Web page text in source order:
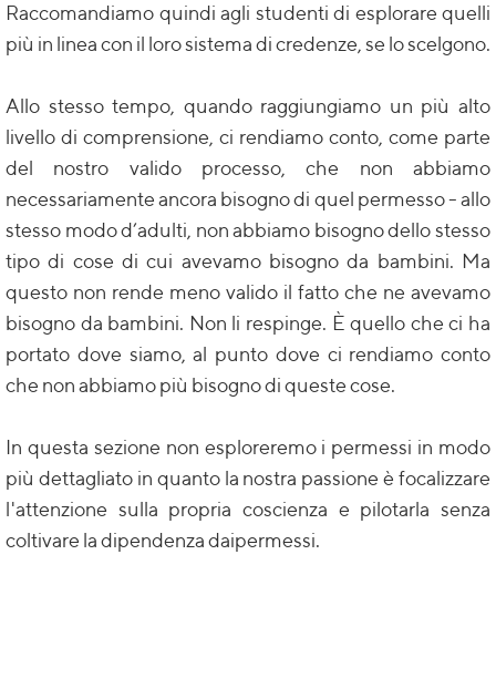
Raccomandiamo quindi agli studenti di esplorare quelli
più in linea con il loro sistema di credenze, se lo scelgono.
Allo stesso tempo, quando raggiungiamo un più alto
livello di comprensione, ci rendiamo conto, come parte
del nostro valido processo, che non abbiamo
necessariamente ancora bisogno di quel permesso - allo
stesso modo d’adulti, non abbiamo bisogno dello stesso
tipo di cose di cui avevamo bisogno da bambini. Ma
questo non rende meno valido il fatto che ne avevamo
bisogno da bambini. Non li respinge. È quello che ci ha
portato dove siamo, al punto dove ci rendiamo conto
che non abbiamo più bisogno di queste cose.
In questa sezione non esploreremo i permessi in modo
più dettagliato in quanto la nostra passione è focalizzare
l'attenzione sulla propria coscienza e pilotarla senza
coltivare la dipendenza daipermessi.